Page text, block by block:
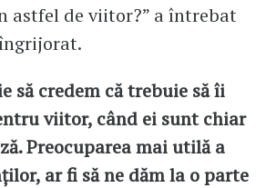
astfel de viitor?” a întrebat
să credem că trebuie să îi
viitor, când ei sunt chiar
Preocuparea mai utilă a
ar fi să ne dăm la o parte